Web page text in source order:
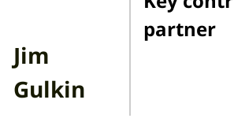
Jim
Gulkin
partner